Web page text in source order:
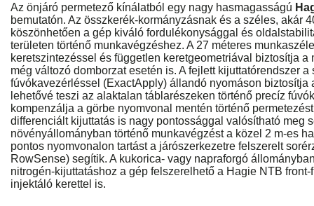
Az önjáró permetező kínálatból egy nagy hasmagasságú
bemutatón. Az összkerék-kormányzásnak és a széles, akár
köszönhetően a gép kiváló fordulékonysággal és
területen történő munkavégzéshez. A 27 méteres
keretszintezéssel és független keretgeometriával biztosítja a
még változó domborzat esetén is. A fejlett kijuttatórendszer a
fúvókavezérléssel (ExactApply) állandó nyomáson biztosítja
lehetővé teszi az alaktalan táblarészeken történő precíz
kompenzálja a görbe nyomvonal mentén történő
differenciált kijuttatás is nagy pontossággal valósítható meg
növényállományban történő munkavégzést a közel 2 m-es
pontos nyomvonalon tartást a járószerkezetre felszerelt
RowSense) segítik. A kukorica- vagy napraforgó
nitrogén-kijuttatáshoz a gép felszerelhető a Hagie NTB
injektáló kerettel is.